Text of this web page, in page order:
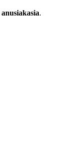
anusiakasia.